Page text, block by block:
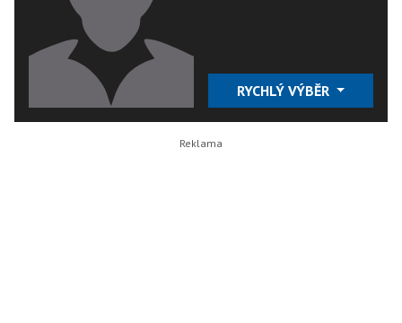
RYCHLÝ VÝBĚR